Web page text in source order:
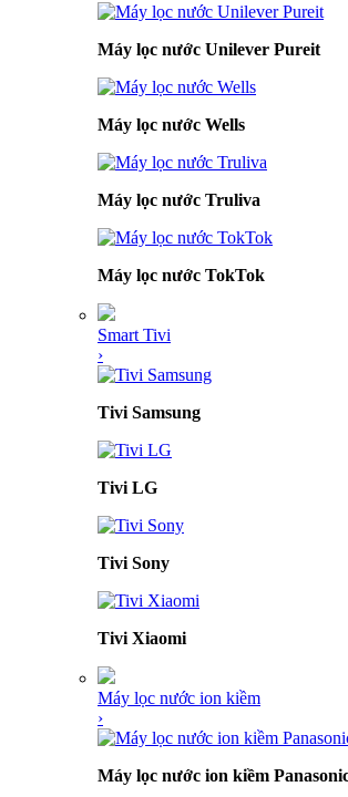
Máy lọc nước Unilever Pureit
Máy lọc nước Wells
Máy lọc nước Truliva
Máy lọc nước TokTok
Smart Tivi
›
Tivi Samsung
Tivi LG
Tivi Sony
Tivi Xiaomi
Máy lọc nước ion kiềm
›
Máy lọc nước ion kiềm